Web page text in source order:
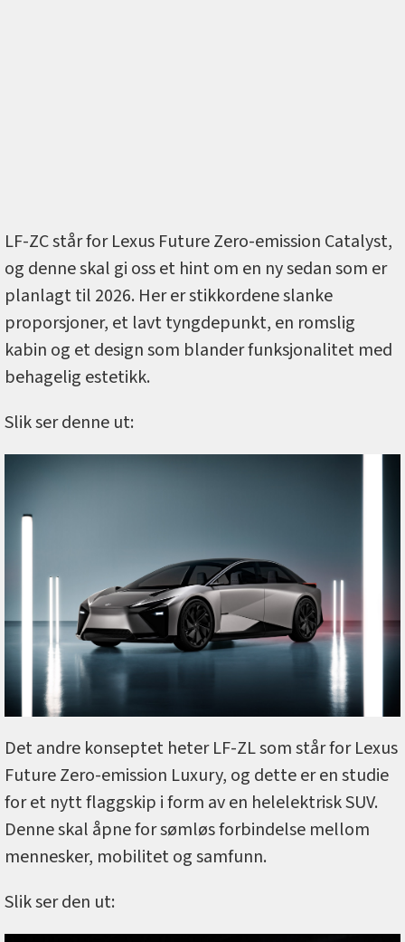
LF-ZC står for Lexus Future Zero-emission Catalyst,
og denne skal gi oss et hint om en ny sedan som er
planlagt til 2026. Her er stikkordene slanke
proporsjoner, et lavt tyngdepunkt, en romslig
kabin og et design som blander funksjonalitet med
behagelig estetikk.
Slik ser denne ut:
Det andre konseptet heter LF-ZL som står for Lexus
Future Zero-emission Luxury, og dette er en studie
for et nytt flaggskip i form av en helelektrisk SUV.
Denne skal åpne for sømløs forbindelse mellom
mennesker, mobilitet og samfunn.
Slik ser den ut: